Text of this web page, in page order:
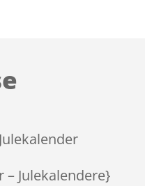
– Julekalendere}